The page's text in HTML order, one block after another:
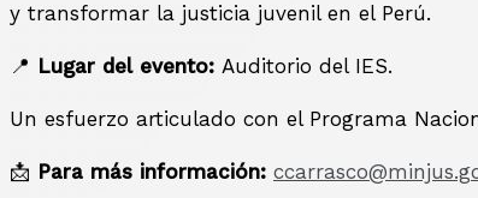
y transformar la justicia juvenil en el Perú.
📍 Lugar del evento: Auditorio del IES.
Un esfuerzo articulado con el Programa
📩 Para más información: